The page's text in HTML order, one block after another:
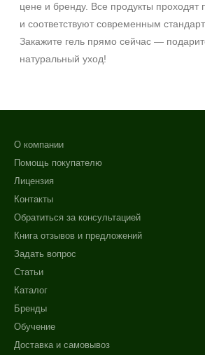
цене и бренду. Все продукты проходят
и соответствуют современным
Закажите гель прямо сейчас —
натуральный уход!
О компании
Помощь покупателю
Лицензия
Контакты
Обратиться за консультацией
Книга отзывов и предложений
Задать вопрос
Статьи
Каталог
Бренды
Обучение
Доставка и самовывоз